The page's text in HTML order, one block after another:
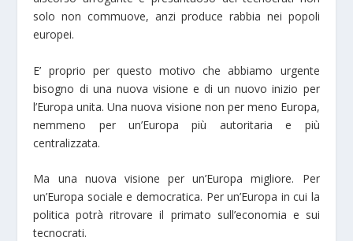
solo non commuove, anzi produce rabbia nei popoli
europei.
E’ proprio per questo motivo che abbiamo urgente
bisogno di una nuova visione e di un nuovo inizio per
l’Europa unita. Una nuova visione non per meno Europa,
nemmeno per un’Europa più autoritaria e più
centralizzata.
Ma una nuova visione per un’Europa migliore. Per
un’Europa sociale e democratica. Per un’Europa in cui la
politica potrà ritrovare il primato sull’economia e sui
tecnocrati.